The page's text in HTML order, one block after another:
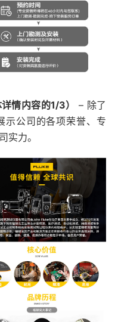
情内容的1/3）
– 除了
示公司的各项荣誉、专
实力。